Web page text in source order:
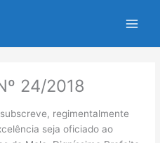
24/2018
regimentalmente
seja oficiado ao